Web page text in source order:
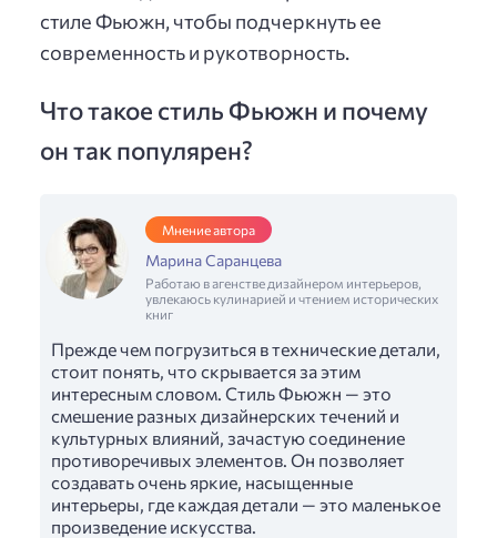
стиле Фьюжн, чтобы подчеркнуть ее
современность и рукотворность.
Что такое стиль Фьюжн и почему
он так популярен?
Мнение автора
Марина Саранцева
Работаю в агенстве дизайнером интерьеров,
увлекаюсь кулинарией и чтением исторических
книг
Прежде чем погрузиться в технические детали,
стоит понять, что скрывается за этим
интересным словом. Стиль Фьюжн — это
смешение разных дизайнерских течений и
культурных влияний, зачастую соединение
противоречивых элементов. Он позволяет
создавать очень яркие, насыщенные
интерьеры, где каждая детали — это маленькое
произведение искусства.